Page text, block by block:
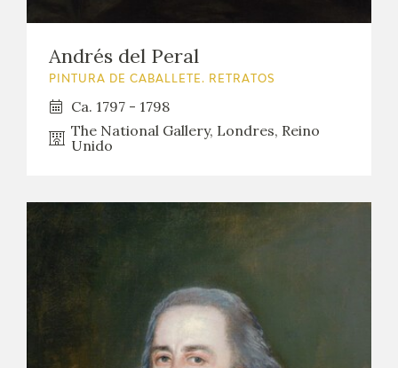
Andrés del Peral
PINTURA DE CABALLETE. RETRATOS
Ca. 1797 - 1798
The National Gallery, Londres, Reino
Unido